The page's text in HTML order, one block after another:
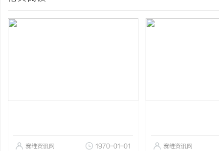
赛维资讯网 1970-01-01 赛维资讯网